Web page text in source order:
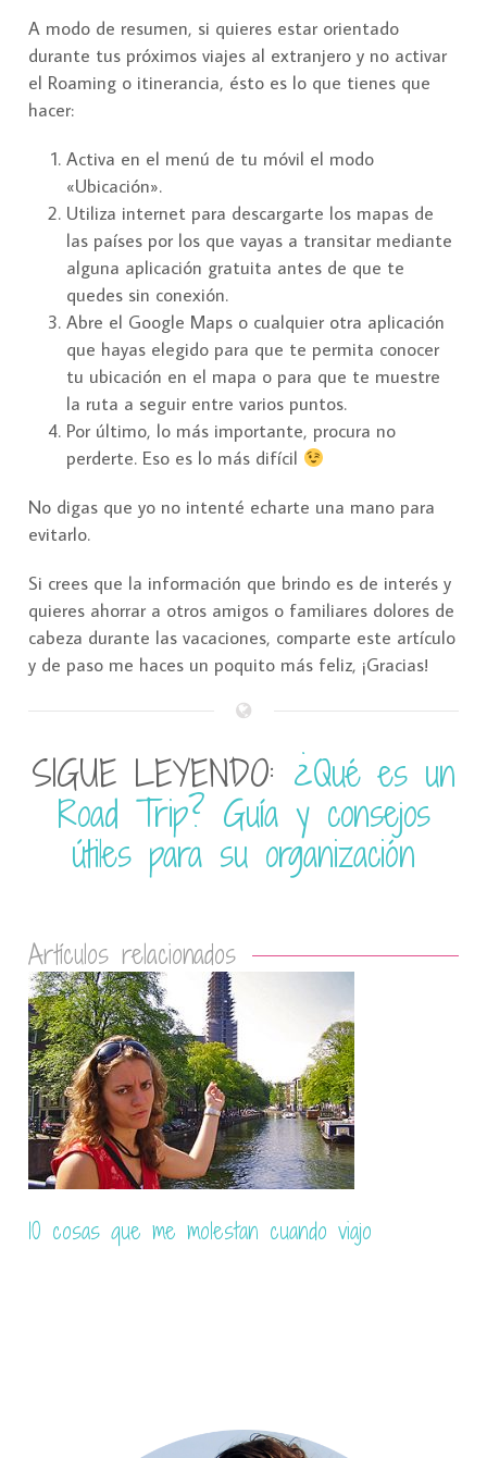
A modo de resumen, si quieres estar orientado
durante tus próximos viajes al extranjero y no activar
el Roaming o itinerancia, ésto es lo que tienes que
hacer:
Activa en el menú de tu móvil el modo
«Ubicación».
Utiliza internet para descargarte los mapas de
las países por los que vayas a transitar mediante
alguna aplicación gratuita antes de que te
quedes sin conexión.
Abre el Google Maps o cualquier otra aplicación
que hayas elegido para que te permita conocer
tu ubicación en el mapa o para que te muestre
la ruta a seguir entre varios puntos.
Por último, lo más importante, procura no
perderte. Eso es lo más difícil
No digas que yo no intenté echarte una mano para
evitarlo.
Si crees que la información que brindo es de interés y
quieres ahorrar a otros amigos o familiares dolores de
cabeza durante las vacaciones, comparte este artículo
y de paso me haces un poquito más feliz, ¡Gracias!
SIGUE LEYENDO: ¿Qué es un
Road Trip? Guía y consejos
útiles para su organización
Artículos relacionados
Guía definitiva para vencer el miedo a viajar sola
por primera vez